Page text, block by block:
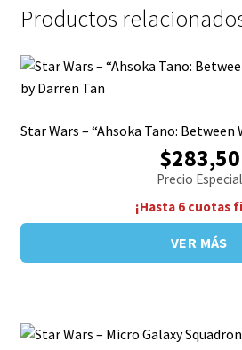
Productos
Star Wars – “Ahsoka Tano: Between
$283,50
Precio Especial
¡Hasta 6 cuotas
VER MÁS